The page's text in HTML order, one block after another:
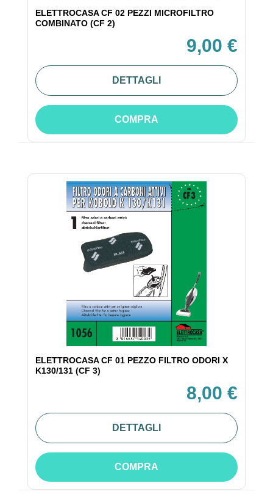
ELETTROCASA CF 02 PEZZI MICROFILTRO
COMBINATO (CF 2)
9,00 €
DETTAGLI
COMPRA
ELETTROCASA CF 01 PEZZO FILTRO ODORI X
K130/131 (CF 3)
8,00 €
DETTAGLI
COMPRA